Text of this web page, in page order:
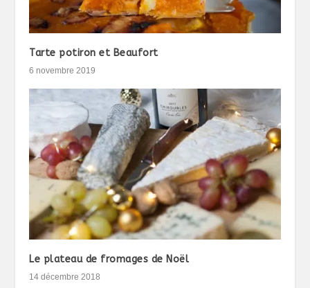
Tarte potiron et Beaufort
6 novembre 2019
Le plateau de fromages de Noël
14 décembre 2018